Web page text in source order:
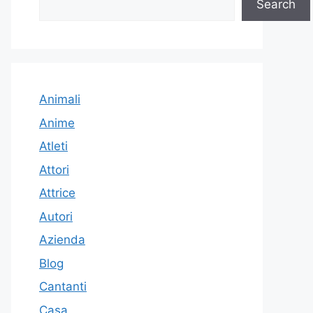
Search
Animali
Anime
Atleti
Attori
Attrice
Autori
Azienda
Blog
Cantanti
Casa